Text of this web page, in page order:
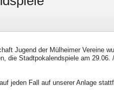
Jugend der Mülheimer Vereine
die Stadtpokalendspiele am
jeden Fall auf unserer Anlage